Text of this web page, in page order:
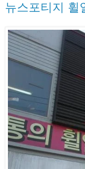
뉴스포티지 휠